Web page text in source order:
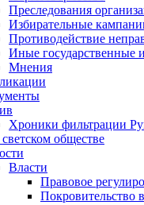
Преследования
Избирательные
Противодействие
Иные государственные
Мнения
Хроники фильтрации
обществе
Власти
Правовое
Покровительство